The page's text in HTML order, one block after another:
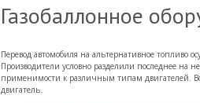
Газобаллонное
Перевод автомобиля на альтернативное топливо
Производители условно разделили последнее на
применимости к различным типам двигателей.
двигатель.